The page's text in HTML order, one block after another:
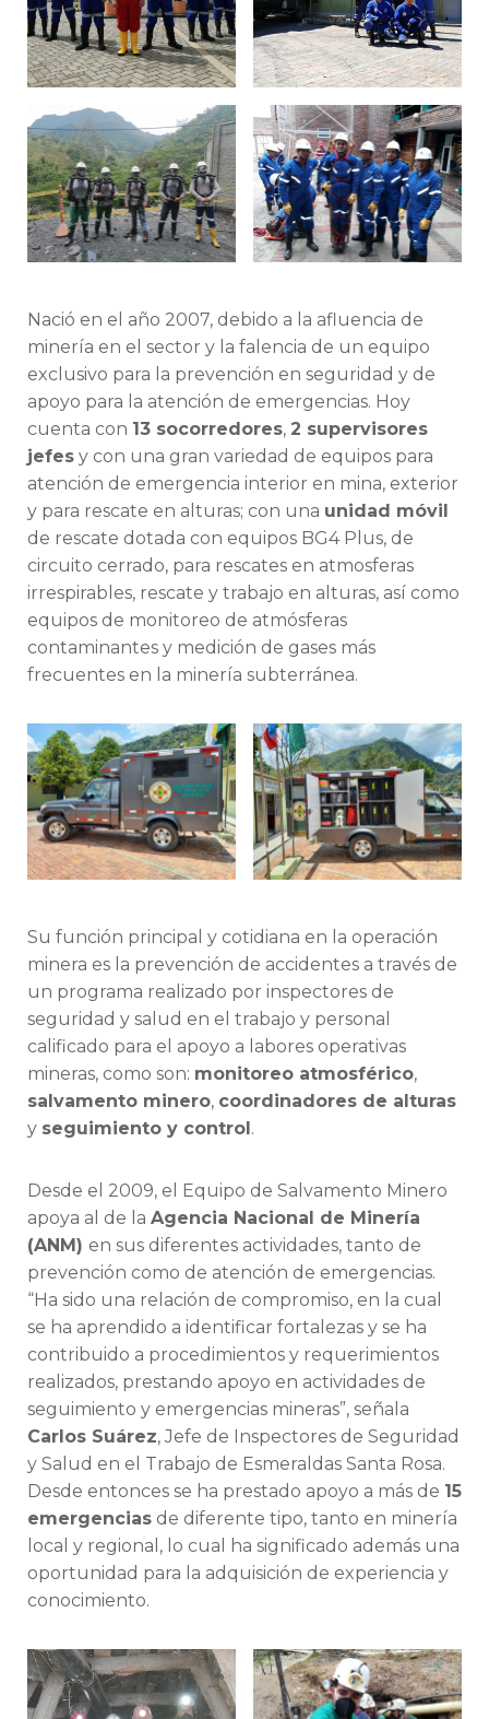
Nació en el año 2007, debido a la afluencia de
minería en el sector y la falencia de un equipo
exclusivo para la prevención en seguridad y de
apoyo para la atención de emergencias. Hoy
cuenta con 13 socorredores, 2 supervisores
jefes y con una gran variedad de equipos para
atención de emergencia interior en mina, exterior
y para rescate en alturas; con una unidad móvil
de rescate dotada con equipos BG4 Plus, de
circuito cerrado, para rescates en atmosferas
irrespirables, rescate y trabajo en alturas, así como
equipos de monitoreo de atmósferas
contaminantes y medición de gases más
frecuentes en la minería subterránea.
Su función principal y cotidiana en la operación
minera es la prevención de accidentes a través de
un programa realizado por inspectores de
seguridad y salud en el trabajo y personal
calificado para el apoyo a labores operativas
mineras, como son: monitoreo atmosférico,
salvamento minero, coordinadores de alturas
y seguimiento y control.
Desde el 2009, el Equipo de Salvamento Minero
apoya al de la Agencia Nacional de Minería
(ANM) en sus diferentes actividades, tanto de
prevención como de atención de emergencias.
“Ha sido una relación de compromiso, en la cual
se ha aprendido a identificar fortalezas y se ha
contribuido a procedimientos y requerimientos
realizados, prestando apoyo en actividades de
seguimiento y emergencias mineras”, señala
Carlos Suárez, Jefe de Inspectores de Seguridad
y Salud en el Trabajo de Esmeraldas Santa Rosa.
Desde entonces se ha prestado apoyo a más de 15
emergencias de diferente tipo, tanto en minería
local y regional, lo cual ha significado además una
oportunidad para la adquisición de experiencia y
conocimiento.